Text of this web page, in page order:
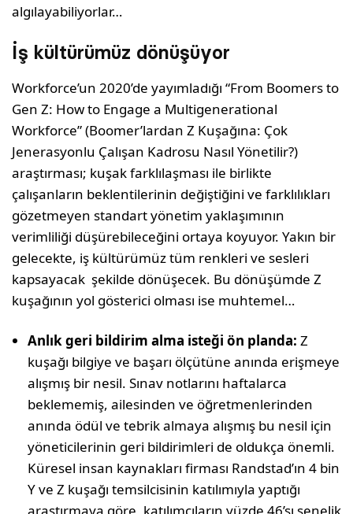
algılayabiliyorlar…
İş kültürümüz dönüşüyor
Workforce’un 2020’de yayımladığı “From Boomers to
Gen Z: How to Engage a Multigenerational
Workforce” (Boomer’lardan Z Kuşağına: Çok
Jenerasyonlu Çalışan Kadrosu Nasıl Yönetilir?)
araştırması; kuşak farklılaşması ile birlikte
çalışanların beklentilerinin değiştiğini ve farklılıkları
gözetmeyen standart yönetim yaklaşımının
verimliliği düşürebileceğini ortaya koyuyor. Yakın bir
gelecekte, iş kültürümüz tüm renkleri ve sesleri
kapsayacak şekilde dönüşecek. Bu dönüşümde Z
kuşağının yol gösterici olması ise muhtemel…
Anlık geri bildirim alma isteği ön planda: Z
kuşağı bilgiye ve başarı ölçütüne anında erişmeye
alışmış bir nesil. Sınav notlarını haftalarca
beklememiş, ailesinden ve öğretmenlerinden
anında ödül ve tebrik almaya alışmış bu nesil için
yöneticilerinin geri bildirimleri de oldukça önemli.
Küresel insan kaynakları firması Randstad’ın 4 bin
Y ve Z kuşağı temsilcisinin katılımıyla yaptığı